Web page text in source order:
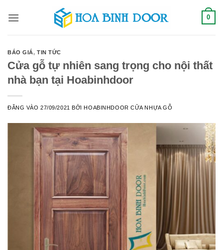
qua
0
BÁO GIÁ,TIN TỨC
Cửa gỗ tự nhiên sang trọng cho nội thất
nhà bạn tại Hoabinhdoor
ĐĂNG VÀO27/09/2021 BỞIHOABINHDOOR CỬA NHỰA GỖ